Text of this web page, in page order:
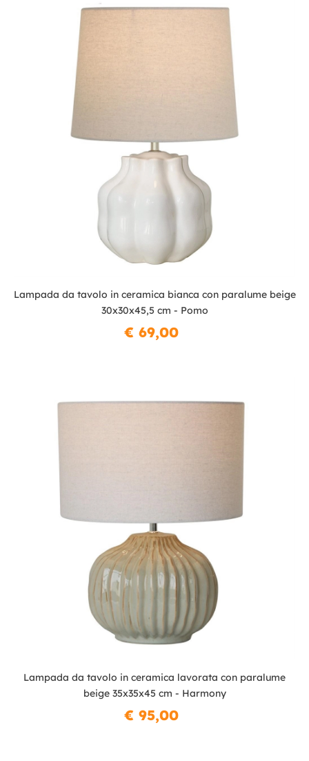
Lampada da tavolo in ceramica bianca con paralume beige
30x30x45,5 cm - Pomo
€ 69,00
Lampada da tavolo in ceramica lavorata con paralume
beige 35x35x45 cm - Harmony
€ 95,00